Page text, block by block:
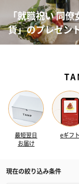
「就職祝い 同
貨」のプレゼン
最短翌日
お届け
eギフト
現在の絞り込み条件